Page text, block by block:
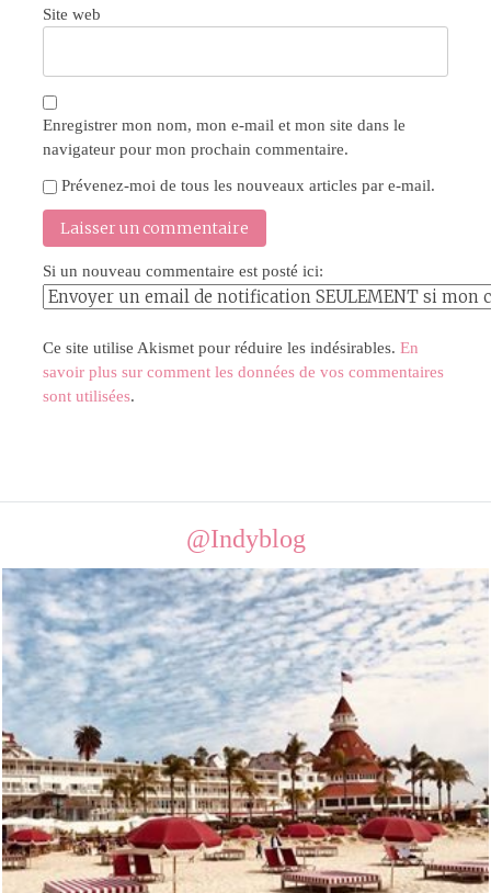
Site web
Enregistrer mon nom, mon e-mail et mon site dans le
navigateur pour mon prochain commentaire.
Prévenez-moi de tous les nouveaux articles par e-mail.
Si un nouveau commentaire est posté ici:
Ce site utilise Akismet pour réduire les indésirables. En
savoir plus sur comment les données de vos commentaires
sont utilisées.
@Indyblog